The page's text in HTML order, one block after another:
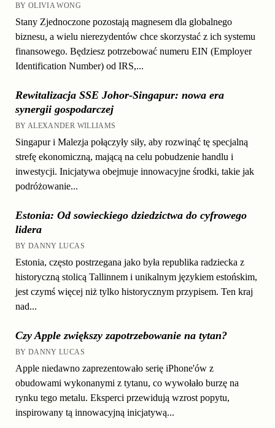
BY OLIVIA WONG
Stany Zjednoczone pozostają magnesem dla globalnego
biznesu, a wielu nierezydentów chce skorzystać z ich systemu
finansowego. Będziesz potrzebować numeru EIN (Employer
Identification Number) od IRS,...
Rewitalizacja SSE Johor-Singapur: nowa era
synergii gospodarczej
BY ALEXANDER WILLIAMS
Singapur i Malezja połączyły siły, aby rozwinąć tę specjalną
strefę ekonomiczną, mającą na celu pobudzenie handlu i
inwestycji. Inicjatywa obejmuje innowacyjne środki, takie jak
podróżowanie...
Estonia: Od sowieckiego dziedzictwa do cyfrowego
lidera
BY DANNY LUCAS
Estonia, często postrzegana jako była republika radziecka z
historyczną stolicą Tallinnem i unikalnym językiem estońskim,
jest czymś więcej niż tylko historycznym przypisem. Ten kraj
nad...
Czy Apple zwiększy zapotrzebowanie na tytan?
BY DANNY LUCAS
Apple niedawno zaprezentowało serię iPhone'ów z
obudowami wykonanymi z tytanu, co wywołało burzę na
rynku tego metalu. Eksperci przewidują wzrost popytu,
inspirowany tą innowacyjną inicjatywą...